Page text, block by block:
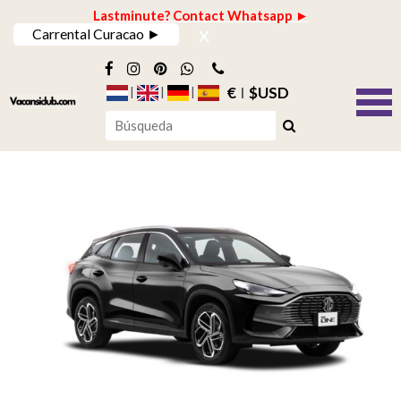
Lastminute? Contact Whatsapp ►
Carrental Curacao ► x
€ $USD